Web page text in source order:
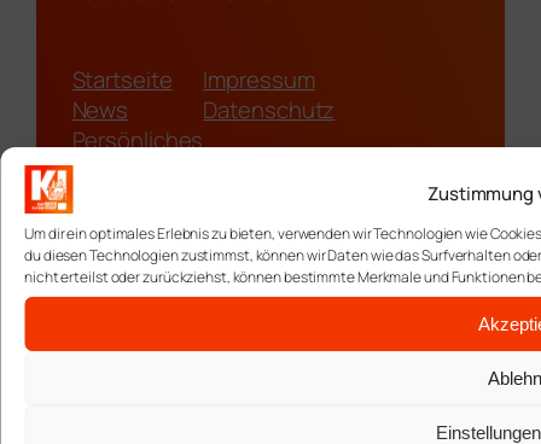
Zustimmung
Um dir ein optimales Erlebnis zu bieten, verwenden wir Technologien wie
du diesen Technologien zustimmst, können wir Daten wie das Surfverhalten
nicht erteilst oder zurückziehst, können bestimmte Merkmale und Funktionen
Startseite
News
Persönliches
Berufliches
Ehrenämter
Videos
Stadtrat
Podcast
Impressum
Datenschutz